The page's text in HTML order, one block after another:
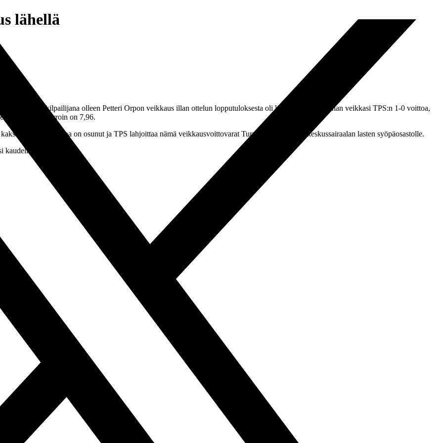
lähellä
kilpailijana olleen Petteri Orpon veikkaus illan ottelun lopputuloksesta oli lähellä osua. Orpohan veikkasi TPS:n 1-0 voittoa,
tulosvedon kerroin on 7,96.
julkkistulosvetoa on osunut ja TPS lahjoittaa nämä veikkausvoittovarat Turun yliopistollisen keskussairaalan lasten syöpäosastolle.
kaudella!